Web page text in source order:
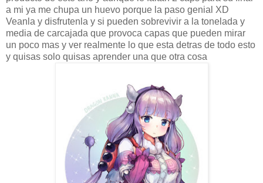
a mi ya me chupa un huevo porque la paso genial XD
Veanla y disfrutenla y si pueden sobrevivir a la tonelada y
media de carcajada que provoca capas que pueden mirar
un poco mas y ver realmente lo que esta detras de todo esto
y quisas solo quisas aprender una que otra cosa